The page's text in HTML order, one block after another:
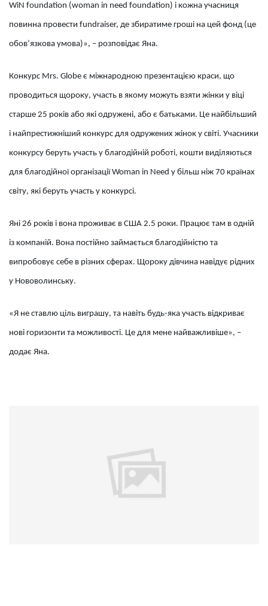
WiN foundation (woman in need foundation) і кожна учасниця
повинна провести fundraiser, де збиратиме гроші на цей фонд (це
обов’язкова умова)», – розповідає Яна.
Конкурс Mrs. Globe є міжнародною презентацією краси, що
проводиться щороку, участь в якому можуть взяти жінки у віці
старше 25 років або які одружені, або є батьками. Це найбільший
і найпрестижніший конкурс для одружених жінок у світі. Учасники
конкурсу беруть участь у благодійній роботі, кошти виділяються
для благодійної організації Woman in Need у більш ніж 70 країнах
світу, які беруть участь у конкурсі.
Яні 26 років і вона проживає в США 2.5 роки. Працює там в одній
із компаній. Вона постійно займається благодійністю та
випробовує себе в різних сферах. Щороку дівчина навідує рідних
у Нововолинську.
«Я не ставлю ціль виграшу, та навіть будь-яка участь відкриває
нові горизонти та можливості. Це для мене найважливіше», –
додає Яна.